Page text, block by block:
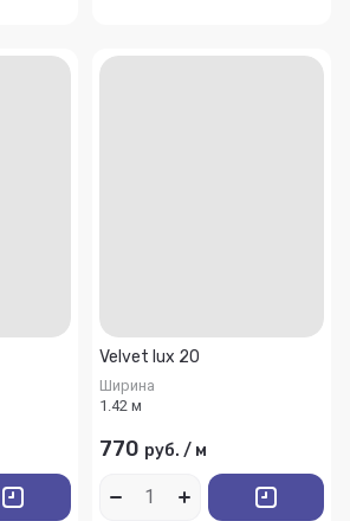
Velvet lux 20
Ширина
1.42 м
770 руб. / м